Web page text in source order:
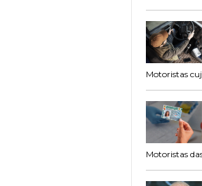
Motoristas
Motoristas